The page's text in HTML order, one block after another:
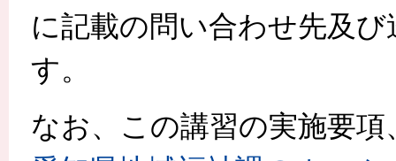
に記載の問い合わせ先及
す。
なお、この講習の実施要